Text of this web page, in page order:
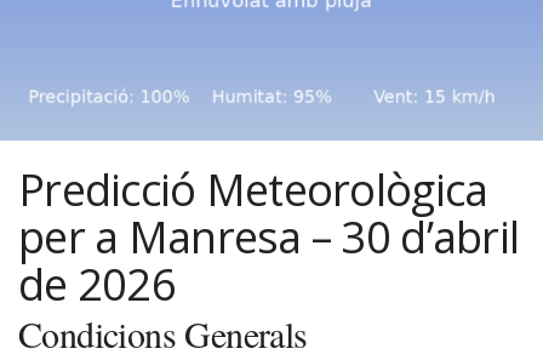
Predicció Meteorològica
per a Manresa – 30 d’abril
de 2026
Condicions Generals